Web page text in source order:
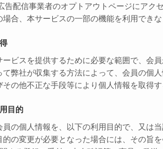
告配信事業者のオプトアウトページにアク
合、本サービスの一部の機能を利用できな
ビスを提供するために必要な範囲で、会
て弊社が収集する方法によって、会員の個
の他不正な手段等により個人情報を取得す
目的
の個人情報を、以下の利用目的で、又は
の変更が必要となった場合には、その旨を